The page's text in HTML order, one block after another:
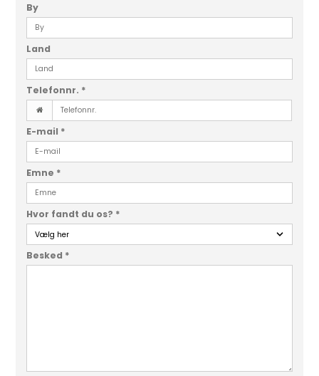
By
Land
Telefonnr. *
E-mail *
Emne *
Hvor fandt du os? *
Besked *